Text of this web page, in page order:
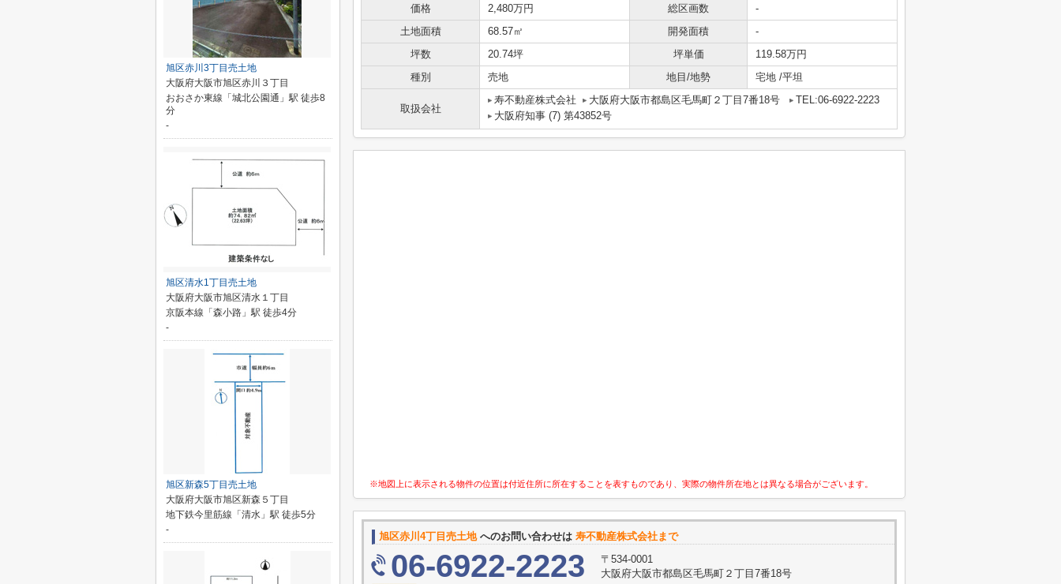
価格 2,480万円 総区画数
-
土地面積
68.57㎡ 開発面積
-
坪数
20.74坪 坪単価
119.58万円
種別
売地 地目/地勢 宅地 /平坦
取扱会社
寿不動産株式会社 大阪府大阪市都島区毛馬町２丁目7番18号
TEL:06-6922-2223
大阪府知事 (7) 第43852号
※地図上に表示される物件の位置は付近住所に所在することを表すものであり、実際の物件所在地とは異なる場合がございます。
旭区赤川4丁目売土地へのお問い合わせは 寿不動産株式会社まで
06-6922-2223
〒534-0001
大阪府大阪市都島区毛馬町２丁目7番18号
旭区赤川3丁目売土地
大阪府大阪市旭区赤川３丁目
おおさか東線「城北公園通」駅 徒歩8
分
-
旭区清水1丁目売土地
大阪府大阪市旭区清水１丁目
京阪本線「森小路」駅 徒歩4分
-
旭区新森5丁目売土地
大阪府大阪市旭区新森５丁目
地下鉄今里筋線「清水」駅 徒歩5分
-